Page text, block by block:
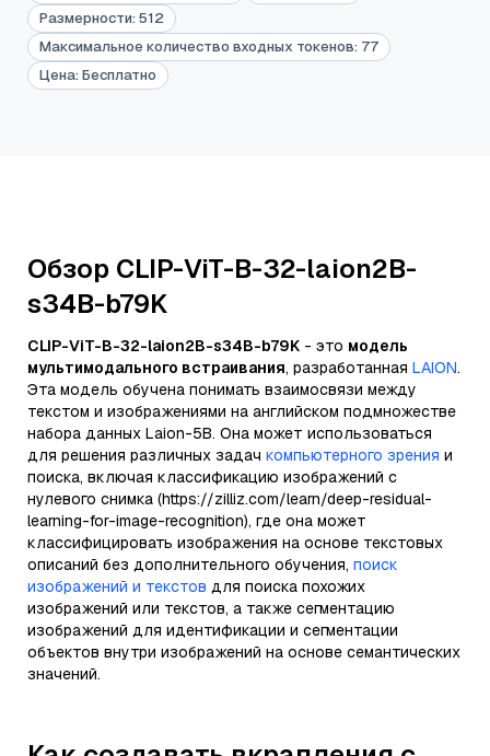
Размерности: 512
Максимальное количество входных токенов: 77
Цена: Бесплатно
Обзор CLIP-ViT-B-32-laion2B-
s34B-b79K
CLIP-ViT-B-32-laion2B-s34B-b79K - это модель
мультимодального встраивания, разработанная LAION.
Эта модель обучена понимать взаимосвязи между
текстом и изображениями на английском подмножестве
набора данных Laion-5B. Она может использоваться
для решения различных задач компьютерного зрения и
поиска, включая классификацию изображений с
нулевого снимка (https://zilliz.com/learn/deep-residual-
learning-for-image-recognition), где она может
классифицировать изображения на основе текстовых
описаний без дополнительного обучения, поиск
изображений и текстов для поиска похожих
изображений или текстов, а также сегментацию
изображений для идентификации и сегментации
объектов внутри изображений на основе семантических
значений.